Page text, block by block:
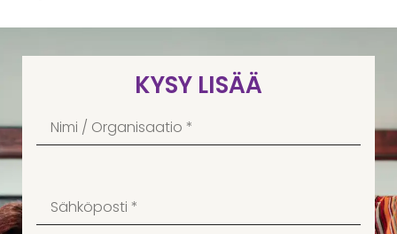
KYSY LISÄÄ